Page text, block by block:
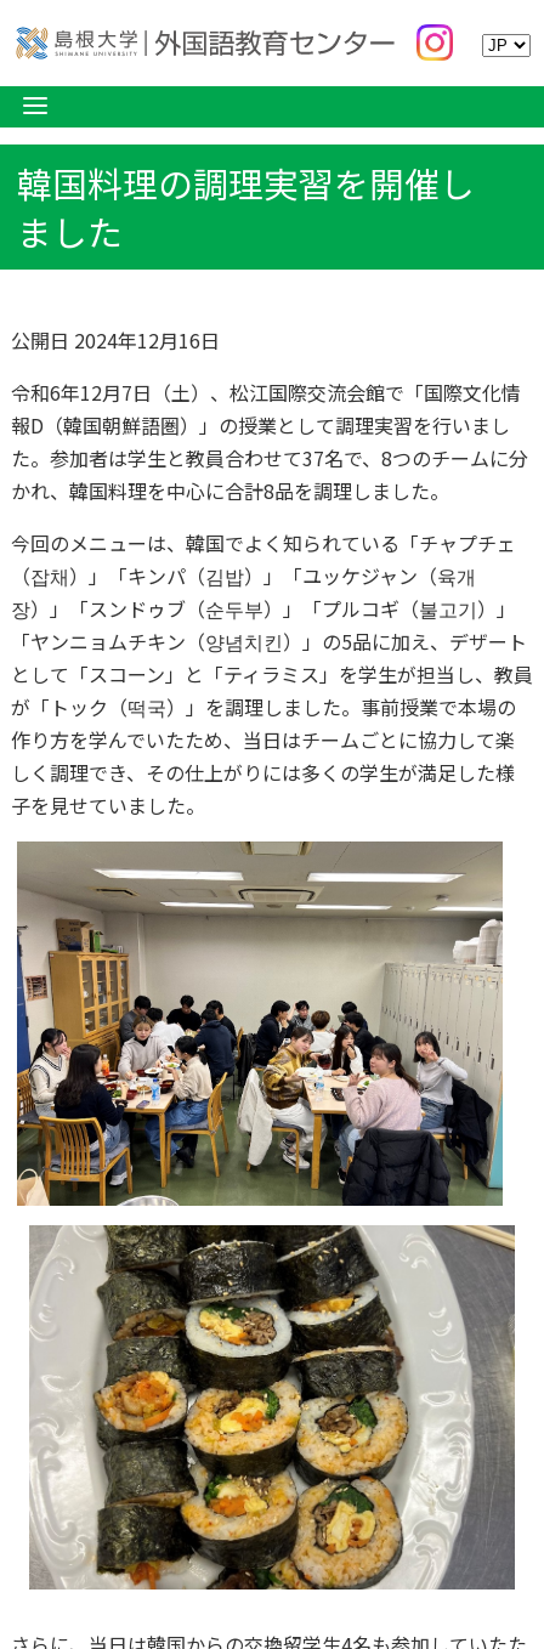
韓国料理の調理実習を開催し
ました
公開日 2024年12月16日
令和6年12月7日（土）、松江国際交流会館で「国際文化情
報D（韓国朝鮮語圏）」の授業として調理実習を行いまし
た。参加者は学生と教員合わせて37名で、8つのチームに分
かれ、韓国料理を中心に合計8品を調理しました。
今回のメニューは、韓国でよく知られている「チャプチェ
（잡채）」「キンパ（김밥）」「ユッケジャン（육개
장）」「スンドゥブ（순두부）」「プルコギ（불고기）」
「ヤンニョムチキン（양념치킨）」の5品に加え、デザート
として「スコーン」と「ティラミス」を学生が担当し、教員
が「トック（떡국）」を調理しました。事前授業で本場の
作り方を学んでいたため、当日はチームごとに協力して楽
しく調理でき、その仕上がりには多くの学生が満足した様
子を見せていました。